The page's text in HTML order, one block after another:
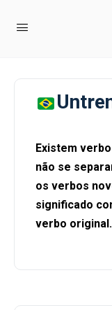
Existem
não se
os verbos
significado
verbo